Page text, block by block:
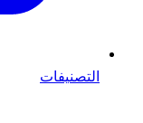
التصنيفات